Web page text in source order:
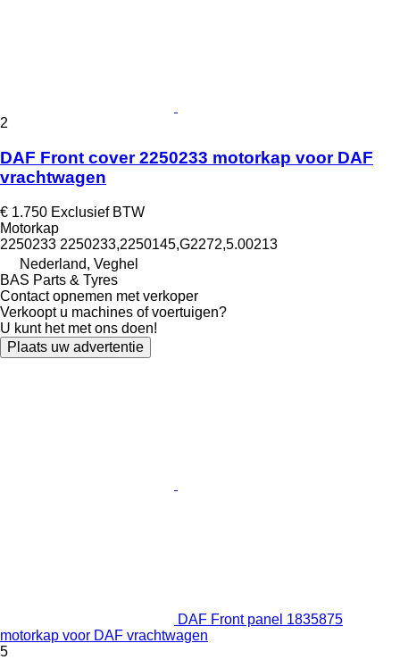
2
DAF Front cover 2250233 motorkap voor DAF
vrachtwagen
€ 1.750 Exclusief BTW
Motorkap
2250233 2250233,2250145,G2272,5.00213
Nederland, Veghel
BAS Parts & Tyres
Contact opnemen met verkoper
Verkoopt u machines of voertuigen?
U kunt het met ons doen!
Plaats uw advertentie
DAF Front panel 1835875
motorkap voor DAF vrachtwagen
5